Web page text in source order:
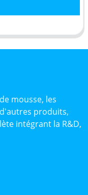
mousse, les
produits,
intégrant la R&D,